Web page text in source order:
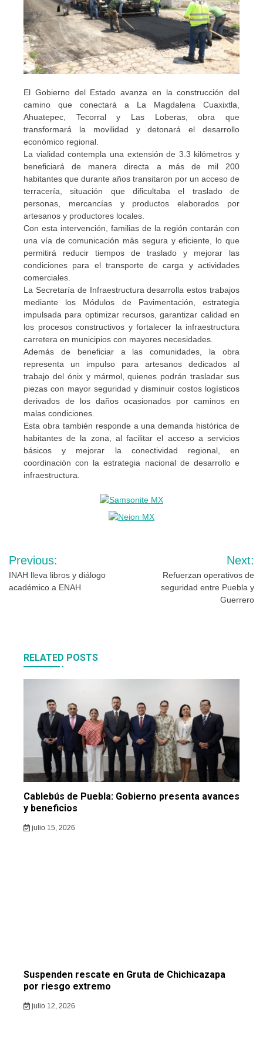
El Gobierno del Estado avanza en la construcción del
camino que conectará a La Magdalena Cuaxixtla,
Ahuatepec, Tecorral y Las Loberas, obra que
transformará la movilidad y detonará el desarrollo
económico regional.
La vialidad contempla una extensión de 3.3 kilómetros y
beneficiará de manera directa a más de mil 200
habitantes que durante años transitaron por un acceso de
terracería, situación que dificultaba el traslado de
personas, mercancías y productos elaborados por
artesanos y productores locales.
Con esta intervención, familias de la región contarán con
una vía de comunicación más segura y eficiente, lo que
permitirá reducir tiempos de traslado y mejorar las
condiciones para el transporte de carga y actividades
comerciales.
La Secretaría de Infraestructura desarrolla estos trabajos
mediante los Módulos de Pavimentación, estrategia
impulsada para optimizar recursos, garantizar calidad en
los procesos constructivos y fortalecer la infraestructura
carretera en municipios con mayores necesidades.
Además de beneficiar a las comunidades, la obra
representa un impulso para artesanos dedicados al
trabajo del ónix y mármol, quienes podrán trasladar sus
piezas con mayor seguridad y disminuir costos logísticos
derivados de los daños ocasionados por caminos en
malas condiciones.
Esta obra también responde a una demanda histórica de
habitantes de la zona, al facilitar el acceso a servicios
básicos y mejorar la conectividad regional, en
coordinación con la estrategia nacional de desarrollo e
infraestructura.
Navegación
de
Previous:
INAH lleva libros y diálogo
académico a ENAH
Next:
Refuerzan operativos de
seguridad entre Puebla y
Guerrero
RELATED POSTS
Cablebús de Puebla: Gobierno presenta avances
y beneficios
julio 15, 2026
Suspenden rescate en Gruta de Chichicazapa
por riesgo extremo
julio 12, 2026